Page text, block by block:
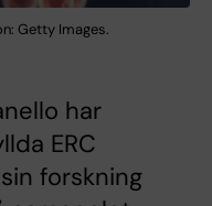
Getty Images.
har
ERC
forskning